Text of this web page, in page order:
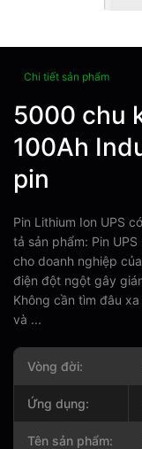
Chi tiết sản phẩm
5000 chu
100Ah
pin
Pin Lithium Ion UPS
tả sản phẩm: Pin
cho doanh nghiệp
điện đột ngột gây
Không cần tìm đâu
và ...
Vòng đời:
Ứng dụng:
Tên sản phẩm: